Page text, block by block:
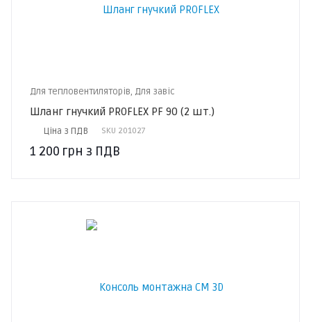
Для тепловентиляторів, Для завіс
Шланг гнучкий PROFLEX PF 90 (2 шт.)
Ціна з ПДВ SKU 201027
1 200 грн з ПДВ